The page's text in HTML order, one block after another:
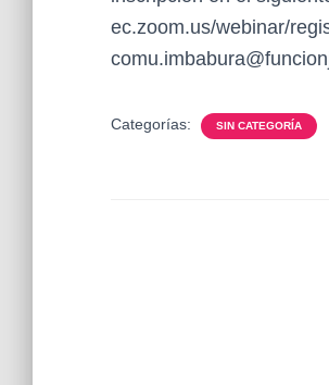
ec.zoom.us/webinar/
Categorías: SIN CATEGORÍA